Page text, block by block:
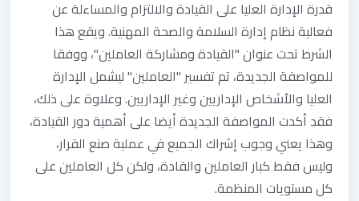
قدرة الإدارة العليا على القيادة والالتزام والمساءلة عن
فعالية نظام إدارة السلامة والصحة المهنية. ويقع هذا
الشرط تحت عنوان "القيادة ومشاركة العاملين"، ووفقا
للمواصفة الجديدة، تم تفسير "العاملين" ليشمل الإدارة
العليا والأشخاص الإداريين وغير الإداريين. وعلاوة على ذلك،
فقد أكدت المواصفة الجديدة أيضا على أهمية دور القيادة،
وهذا يعني وجوب إشراك الجميع في عملية صنع القرار،
وليس فقط كبار العاملين والقادة، ولكن كل العاملين على
كل مستويات المنظمة.